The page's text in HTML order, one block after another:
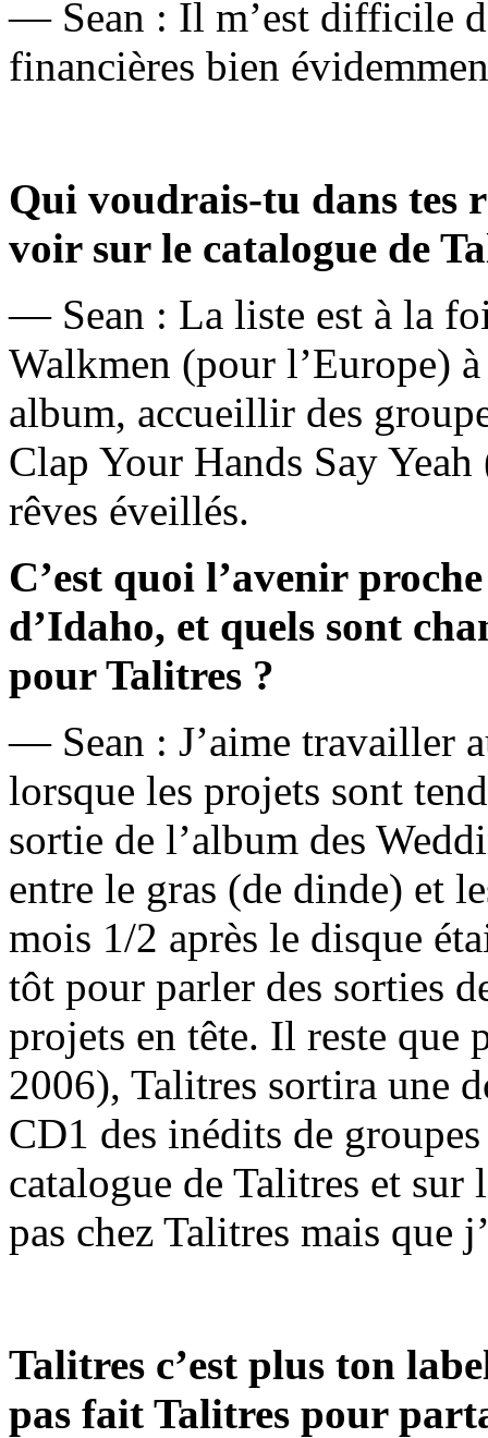
— Sean : Il m’est difficile
financières bien
Qui voudrais-tu dans tes
voir sur le catalogue de
— Sean : La liste est à la
Walkmen (pour l’Europe)
album, accueillir des
Clap Your Hands Say
rêves éveillés.
C’est quoi l’avenir
d’Idaho, et quels sont
pour Talitres ?
— Sean : J’aime travailler
lorsque les projets sont
sortie de l’album des
entre le gras (de dinde) et
mois 1/2 après le disque
tôt pour parler des sorties
projets en tête. Il reste que
2006), Talitres sortira une
CD1 des inédits de
catalogue de Talitres et
pas chez Talitres mais que
Talitres c’est plus ton
pas fait Talitres pour